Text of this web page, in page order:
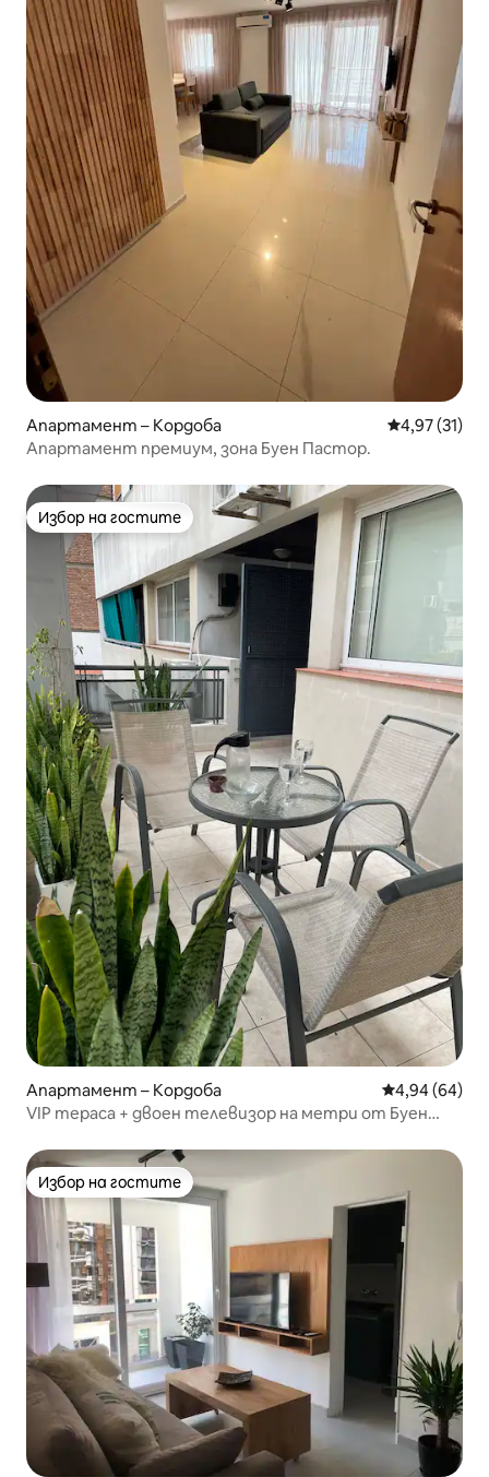
Апартамент – Кордоба Средна
4,97 (31)
Апартамент премиум, зона Буен Пастор.
Избор на гостите
Избор на гостите
Апартамент – Кордоба Средна
4,94 (64)
VIP тераса + двоен телевизор на метри от Буен
Избор на гостите
Избор на гостите